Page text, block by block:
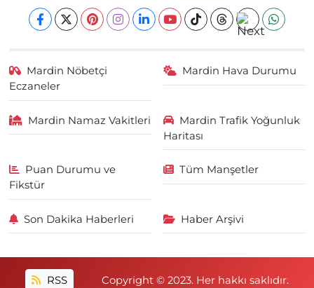
Mardin Nöbetçi
Eczaneler
Mardin Hava Durumu
Mardin Namaz Vakitleri
Mardin Trafik Yoğunluk
Haritası
Puan Durumu ve
Fikstür
Tüm Manşetler
Son Dakika Haberleri Haber Arşivi
RSS Copyright © 2023. Her hakkı saklıdır.